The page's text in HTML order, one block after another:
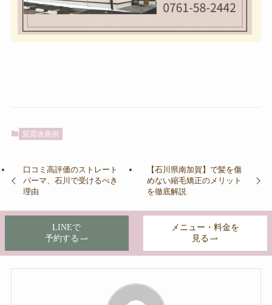
髪質改善例
口コミ高評価のストレート
パーマ、石川で受けるべき
理由
【石川県南加賀】で髪を傷
めない縮毛矯正のメリット
を徹底解説
この記事を書いた人
LINEで
予約する
メニュー・料金を
見る